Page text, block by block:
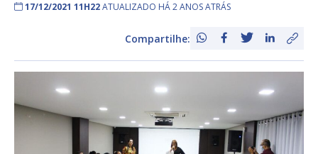
17/12/2021 11H22ATUALIZADO HÁ 2 ANOS ATRÁS
Compartilhe: